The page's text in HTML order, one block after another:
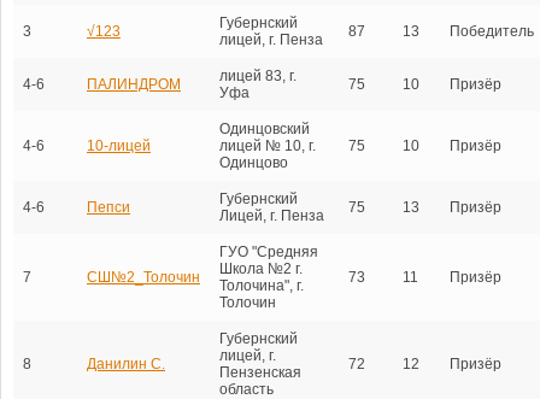
3 √123
Губернский
лицей, г. Пенза
87 13 Победитель
4-6 ПАЛИНДРОМ
лицей 83, г.
Уфа
75 10 Призёр
4-6 10-лицей
Одинцовский
лицей № 10, г.
Одинцово
75 10 Призёр
4-6 Пепси
Губернский
Лицей, г. Пенза
75 13 Призёр
7 СШ№2_Толочин
ГУО "Средняя
Школа №2 г.
Толочина", г.
Толочин
73 11 Призёр
8 Данилин С.
Губернский
лицей, г.
Пензенская
область
72 12 Призёр